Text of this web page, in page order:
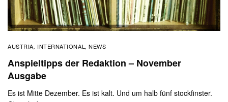
AUSTRIA, INTERNATIONAL ,NEWS
Anspieltipps der Redaktion – November
Ausgabe
Es ist Mitte Dezember. Es ist kalt. Und um halb fünf stockfinster.